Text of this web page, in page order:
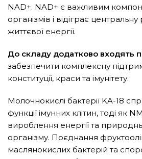
NAD+. NAD+ є важливим
організмів і відіграє
життєвої енергії.
До складу додатково входять
забезпечити комплексну
конституції, краси та імунітету.
Молочнокислі бактерії KA-18
функції імунних клітин, тоді як
вироблення енергії та
організму. Поєднання
маслянокислих бактерій та